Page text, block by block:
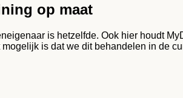
op maat
is hetzelfde. Ook hier houdt
is dat we dit behandelen in de